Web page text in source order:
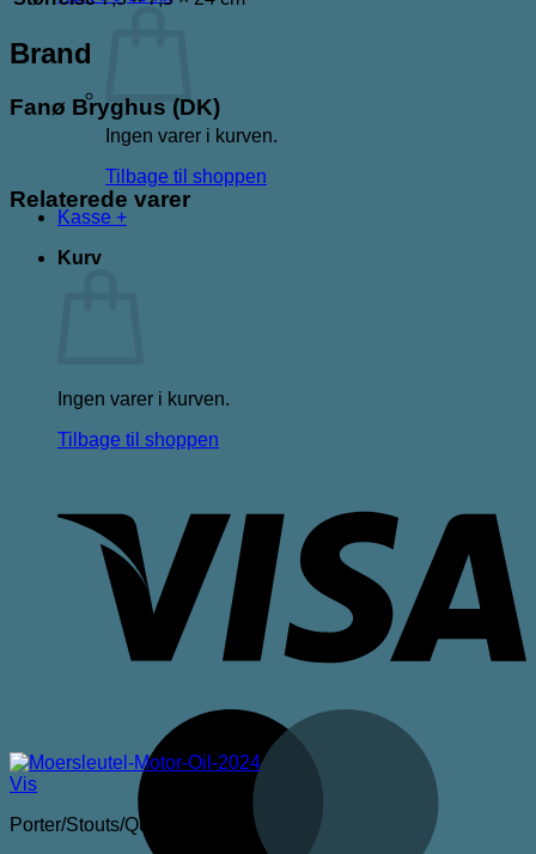
Ingen varer i kurven.
Tilbage til shoppen
Kasse +
Kurv
Ingen varer i kurven.
Tilbage til shoppen
Brand
Fanø Bryghus (DK)
Relaterede varer
Vis
Porter/Stouts/Quadrupel